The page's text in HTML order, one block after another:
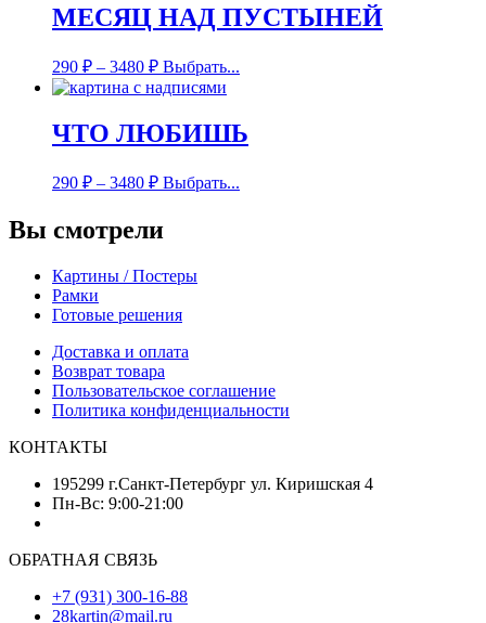
МЕСЯЦ НАД ПУСТЫНЕЙ
290 ₽ – 3480 ₽ Выбрать...
ЧТО ЛЮБИШЬ
290 ₽ – 3480 ₽ Выбрать...
Вы смотрели
Картины / Постеры
Рамки
Готовые решения
Доставка и оплата
Возврат товара
Пользовательское соглашение
Политика конфиденциальности
КОНТАКТЫ
195299 г.Санкт-Петербург ул. Киришская 4
Пн-Вс: 9:00-21:00
ОБРАТНАЯ СВЯЗЬ
+7 (931) 300-16-88
28kartin@mail.ru